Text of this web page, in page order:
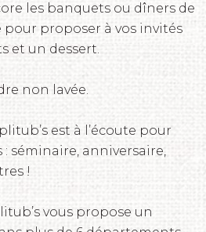
les banquets ou dîners de
pour proposer à vos invités
et un dessert.
non lavée.
est à l’écoute pour
séminaire, anniversaire,
!
vous propose un